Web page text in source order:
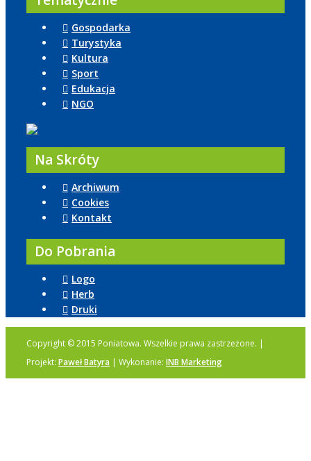
Gospodarka
Turystyka
Kultura
Sport
Edukacja
NGO
Na Skróty
Archiwum
Cookies
Kontakt
Do Pobrania
Logo
Herb
Druki
Copyright © 2015 Poniatowa. Wszelkie prawa zastrzeżone. |
Projekt: Paweł Batyra | Wykonanie: INB Marketing